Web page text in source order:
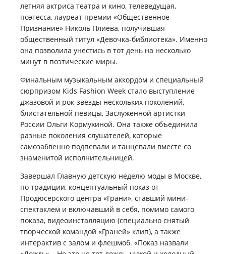
летняя актриса театра и кино, телеведущая,
поэтесса, лауреат премии «Общественное
Признание» Николь Плиева, получившая
общественный титул «Девочка-библиотека». Именно
она позволила унестись в тот день на несколько
минут в поэтические миры.
Финальным музыкальным аккордом и специальный
сюрпризом Kids Fashion Week стало выступление
джазовой и рок-звезды нескольких поколений,
блистательной певицы, Заслуженной артистки
России Ольги Кормухиной. Она также объединила
разные поколения слушателей, которые
самозабвенно подпевали и танцевали вместе со
знаменитой исполнительницей.
Завершал Главную детскую неделю моды в Москве,
по традиции, концептуальный показ от
Продюсерского центра «Грани», ставший мини-
спектаклем и включавший в себя, помимо самого
показа, видеоинсталляцию (специально снятый
творческой командой «Граней» клип), а также
интерактив с залом и флешмоб. «Показ назвали